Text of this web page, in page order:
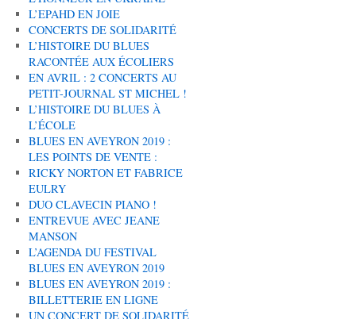
L’EPAHD EN JOIE
CONCERTS DE SOLIDARITÉ
L’HISTOIRE DU BLUES
RACONTÉE AUX ÉCOLIERS
EN AVRIL : 2 CONCERTS AU
PETIT-JOURNAL ST MICHEL !
L’HISTOIRE DU BLUES À
L’ÉCOLE
BLUES EN AVEYRON 2019 :
LES POINTS DE VENTE :
RICKY NORTON ET FABRICE
EULRY
DUO CLAVECIN PIANO !
ENTREVUE AVEC JEANE
MANSON
L’AGENDA DU FESTIVAL
BLUES EN AVEYRON 2019
BLUES EN AVEYRON 2019 :
BILLETTERIE EN LIGNE
UN CONCERT DE SOLIDARITÉ